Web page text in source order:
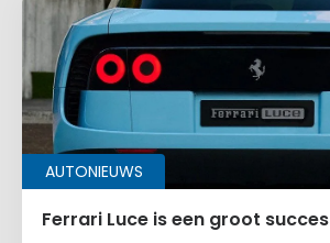
AUTONIEUWS
Ferrari Luce is een groot succes